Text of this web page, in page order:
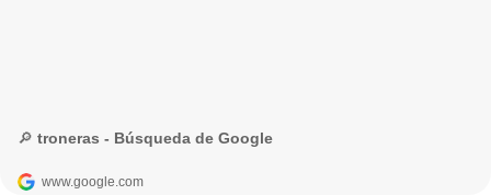
🔎 troneras - Búsqueda de Google
www.google.com